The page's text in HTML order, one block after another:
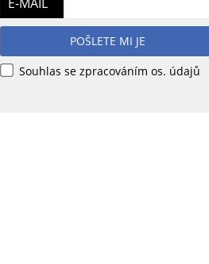
POŠLETE MI JE
Souhlas se zpracováním os. údajů